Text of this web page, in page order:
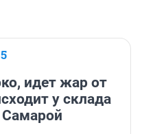
идет жар от
у склада